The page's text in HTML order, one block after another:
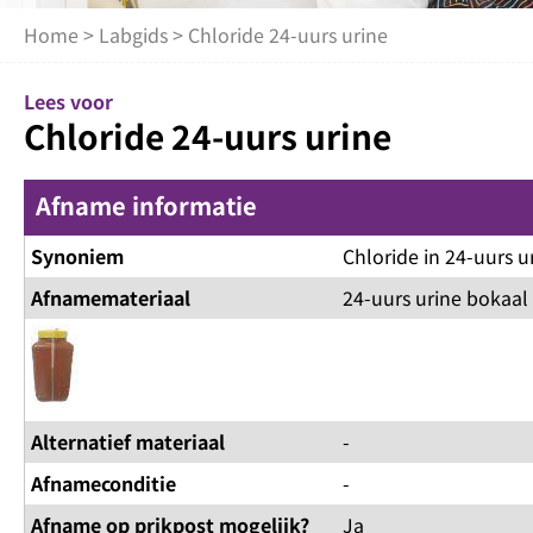
Home > Labgids> Chloride 24-uurs urine
Lees voor
Chloride 24-uurs urine
Afname informatie
Synoniem
Chloride in 24-uurs
Afnamemateriaal
24-uurs urine bokaal
Alternatief materiaal
-
Afnameconditie
-
Afname op prikpost mogelijk?
Ja